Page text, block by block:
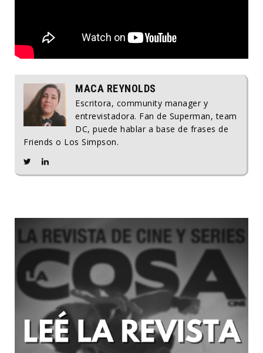
MACA REYNOLDS
Escritora, community manager y
entrevistadora. Fan de Superman, team
DC, puede hablar a base de frases de
Friends o Los Simpson.